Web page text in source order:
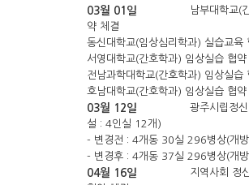
03월 01일
남부대학교(
약 체결
동신대학교(임상심리학과) 실습교육
서영대학교(간호학과) 임상실습 협약
전남과학대학교(간호학과) 임상실습
호남대학교(간호학과) 임상실습 협약
03월 12일
광주시립정
설 : 4인실 12개)
- 변경전 : 4개동 30실 296병상(개
- 변경후 : 4개동 37실 296병상(개
04월 16일
지역사회 정